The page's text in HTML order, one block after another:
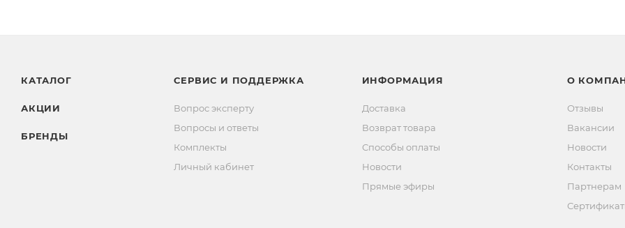
КАТАЛОГ
АКЦИИ
БРЕНДЫ
СЕРВИС И ПОДДЕРЖКА
Вопрос эксперту
Вопросы и ответы
Комплекты
Личный кабинет
ИНФОРМАЦИЯ
Доставка
Возврат товара
Способы оплаты
Новости
Прямые эфиры
О
Отзывы
Вакансии
Новости
Контакты
Партнерам